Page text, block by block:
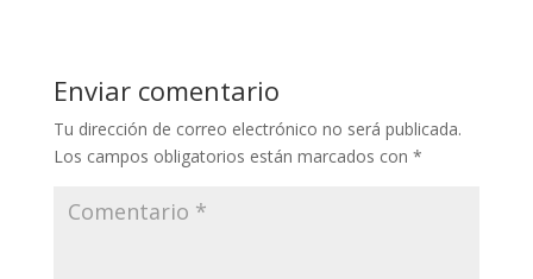
Enviar comentario
Tu dirección de correo electrónico no será publicada.
Los campos obligatorios están marcados con *